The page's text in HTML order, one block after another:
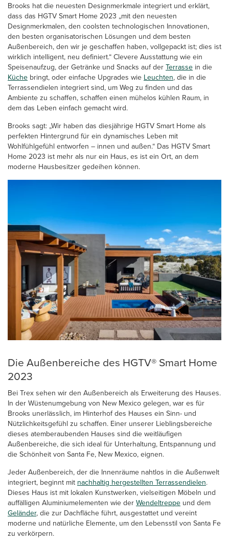
Brooks hat die neuesten Designmerkmale integriert und erklärt,
dass das HGTV Smart Home 2023 „mit den neuesten
Designmerkmalen, den coolsten technologischen Innovationen,
den besten organisatorischen Lösungen und dem besten
Außenbereich, den wir je geschaffen haben, vollgepackt ist; dies ist
wirklich intelligent, neu definiert.“ Clevere Ausstattung wie ein
Speisenaufzug, der Getränke und Snacks auf derTerrasse in die
Küche bringt, oder einfache Upgrades wie Leuchten, die in die
Terrassendielen integriert sind, um Weg zu finden und das
Ambiente zu schaffen, schaffen einen mühelos kühlen Raum, in
dem das Leben einfach gemacht wird.
Brooks sagt: „Wir haben das diesjährige HGTV Smart Home als
perfekten Hintergrund für ein dynamisches Leben mit
Wohlfühlgefühl entworfen – innen und außen.“ Das HGTV Smart
Home 2023 ist mehr als nur ein Haus, es ist ein Ort, an dem
moderne Hausbesitzer gedeihen können.
Die Außenbereiche des HGTV® Smart Home
2023
Bei Trex sehen wir den Außenbereich als Erweiterung des Hauses.
In der Wüstenumgebung von New Mexico gelegen, war es für
Brooks unerlässlich, im Hinterhof des Hauses ein Sinn- und
Nützlichkeitsgefühl zu schaffen. Einer unserer Lieblingsbereiche
dieses atemberaubenden Hauses sind die weitläufigen
Außenbereiche, die sich ideal für Unterhaltung, Entspannung und
die Schönheit von Santa Fe, New Mexico, eignen.
Jeder Außenbereich, der die Innenräume nahtlos in die Außenwelt
integriert, beginnt mit nachhaltig hergestellten Terrassendielen.
Dieses Haus ist mit lokalen Kunstwerken, vielseitigen Möbeln und
auffälligen Aluminiumelementen wie derWendeltreppe und dem
Geländer, die zur Dachfläche führt, ausgestattet und vereint
moderne und natürliche Elemente, um den Lebensstil von Santa Fe
zu verkörpern.